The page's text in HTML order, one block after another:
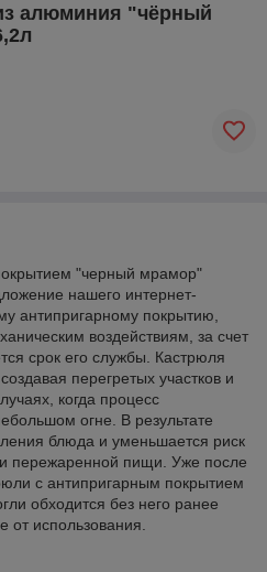
алюминия "чёрный
"черный мрамор"
нашего интернет-
антипригарному покрытию,
воздействиям, за счет
срок его службы. Кастрюля
перегретых участков и
когда процесс
огне. В результате
блюда и уменьшается риск
пережаренной пищи. Уже после
с антипригарным покрытием
обходится без него ранее
от использования.